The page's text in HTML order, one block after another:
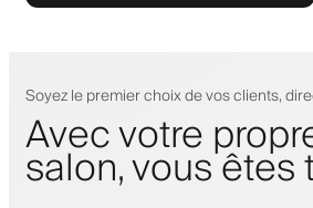
Soyez le premier choix de vos clients,
Avec votre
salon, vous